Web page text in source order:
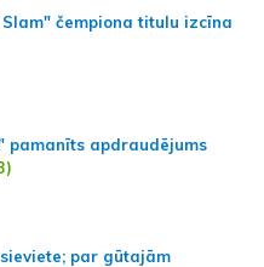
čempiona titulu izcīna
pamanīts apdraudējums
par gūtajām